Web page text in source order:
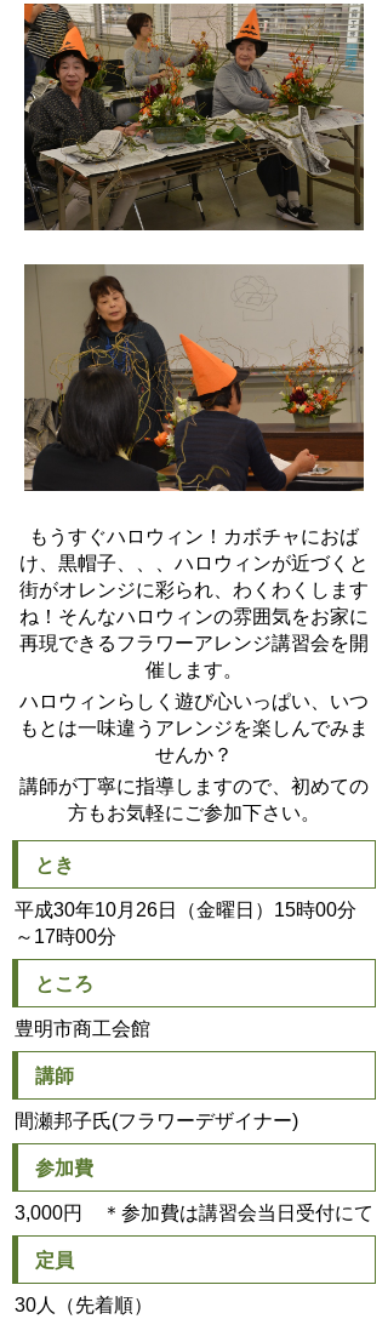
もうすぐハロウィン！カボチャにおば
け、黒帽子、、、ハロウィンが近づくと
街がオレンジに彩られ、わくわくします
ね！そんなハロウィンの雰囲気をお家に
再現できるフラワーアレンジ講習会を開
催します。
ハロウィンらしく遊び心いっぱい、いつ
もとは一味違うアレンジを楽しんでみま
せんか？
講師が丁寧に指導しますので、初めての
方もお気軽にご参加下さい。
とき
平成30年10月26日（金曜日）15時00分
～17時00分
ところ
豊明市商工会館
講師
間瀬邦子氏(フラワーデザイナー)
参加費
3,000円 ＊参加費は講習会当日受付にて
定員
30人（先着順）